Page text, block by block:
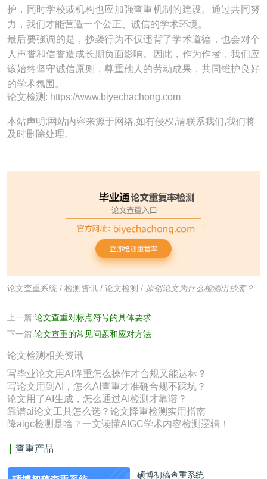
护，同时学校或机构也应加强查重机制的建设。通过共同努
力，我们才能营造一个公正、诚信的学术环境。
最后要强调的是，抄袭行为不仅违背了学术道德，也会对个
人声誉和信誉造成长期负面影响。因此，作为作者，我们应
该始终坚守诚信原则，尊重他人的劳动成果，共同维护良好
的学术氛围。
论文检测: https://www.biyechachong.com
本站声明:网站内容来源于网络,如有侵权,请联系我们,我们将
及时删除处理。
论文查重系统 / 检测资讯 / 论文检测 / 原创论文为什么检测出抄袭？
上一篇:论文查重对标点符号的具体要求
下一篇:论文查重的常见问题和应对方法
论文检测相关资讯
写毕业论文用AI降重怎么操作才合规又能达标？
写论文用到AI，怎么AI查重才准确合规不踩坑？
论文用了AI生成，怎么通过AI检测才靠谱？
靠谱ai论文工具怎么选？论文降重检测实用指南
降aigc检测是啥？一文读懂AIGC学术内容检测逻辑！
查重产品
硕博初稿查重系统